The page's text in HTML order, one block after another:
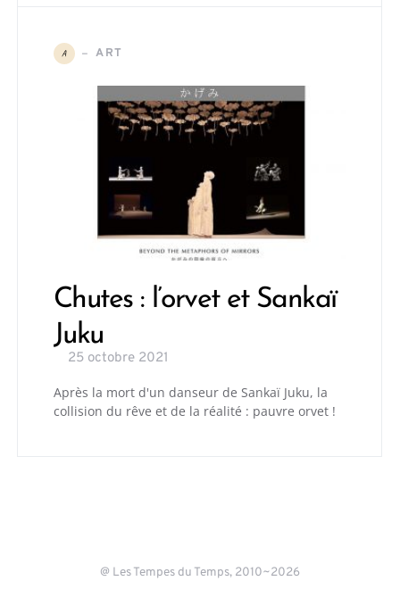
A ART
Chutes : l’orvet et Sankaï
Juku
25 octobre 2021
Après la mort d'un danseur de Sankaï Juku, la
collision du rêve et de la réalité : pauvre orvet !
@ Les Tempes du Temps, 2010~2026